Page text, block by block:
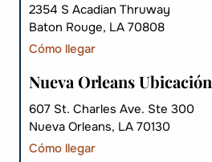
2354 S Acadian Thruway
Baton Rouge, LA 70808
Cómo llegar
Nueva Orleans Ubicación
607 St. Charles Ave. Ste 300
Nueva Orleans, LA 70130
Cómo llegar